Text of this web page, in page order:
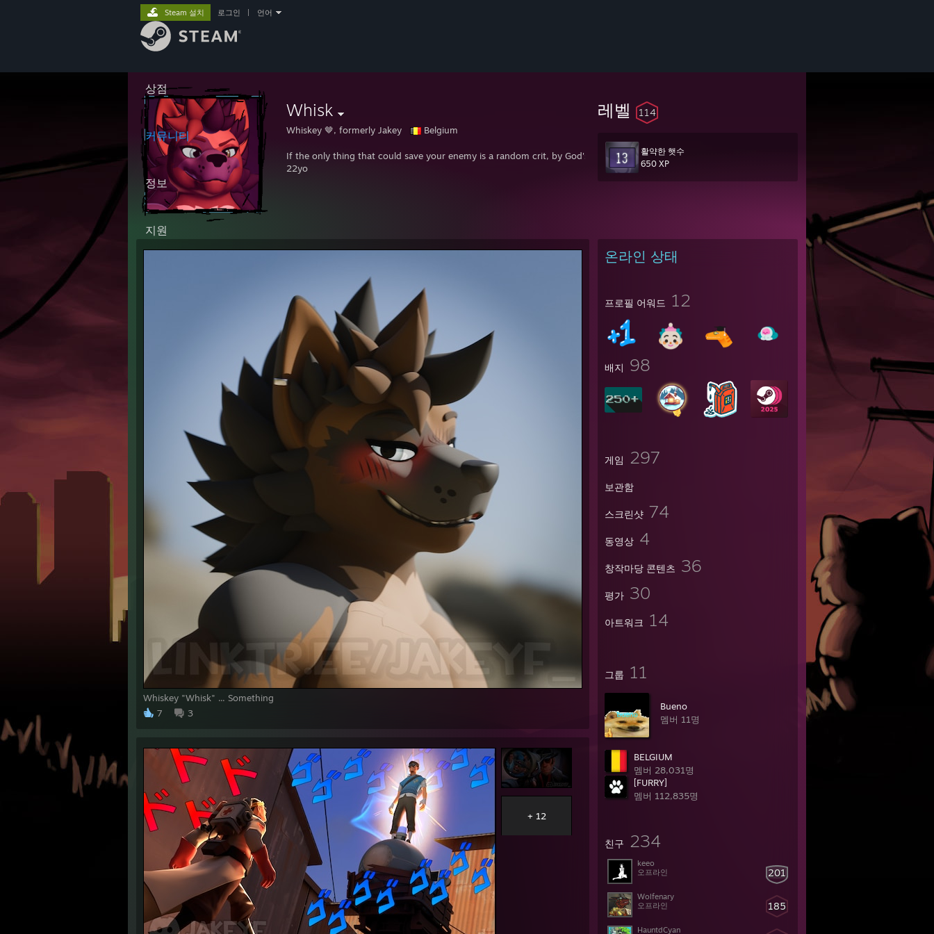
상점
커뮤니티
정보
지원
Steam 설치 로그인 언어
Whisk
Whiskey 🤎, formerly Jakey Belgium
If the only thing that could save your enemy is a random crit, by God's own grace he will get that random crit.
22yo
레벨 114
활약한 햇수
650 XP
온라인 상태
프로필 어워드 12
배지 98
게임 297
보관함
스크린샷 74
동영상 4
창작마당 콘텐츠 36
평가 30
아트워크 14
그룹 11
Bue​no
멤버 11명
BELGIUM
멤버 28,031명
[FURRY]
멤버 112,835명
친구 234
201
keeo
오프라인
185
Wolfenary
오프라인
HauntdCyan
Whiskey "Whisk" ... Something
7
3
+ 12